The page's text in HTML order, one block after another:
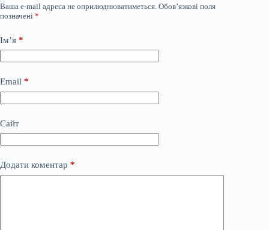
Ваша e-mail адреса не оприлюднюватиметься. Обов’язкові поля
позначені *
Ім’я *
Email *
Сайт
Додати коментар *